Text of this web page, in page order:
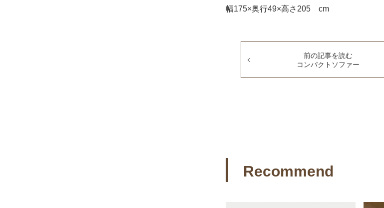
幅175×奥行49×高さ205 cm
前の記事を読む
コンパクトソファー
Recommend